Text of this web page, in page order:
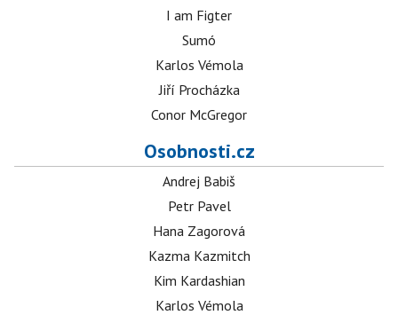
I am Figter
Sumó
Karlos Vémola
Jiří Procházka
Conor McGregor
Osobnosti.cz
Andrej Babiš
Petr Pavel
Hana Zagorová
Kazma Kazmitch
Kim Kardashian
Karlos Vémola